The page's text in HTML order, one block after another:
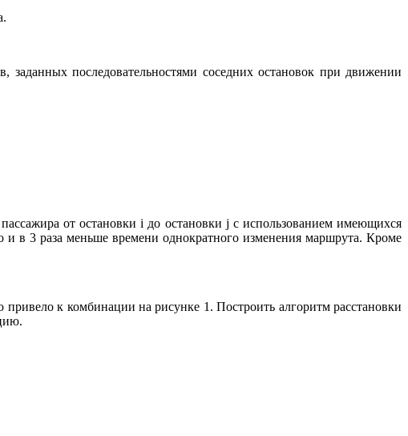
последовательностями соседних остановок при движении
от остановки i до остановки j с использованием имеющихся
в 3 раза меньше времени однократного изменения маршрута. Кроме
к комбинации на рисунке 1. Построить алгоритм расстановки